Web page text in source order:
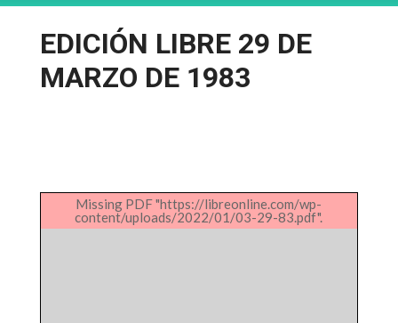
EDICIÓN LIBRE 29 DE
MARZO DE 1983
Missing PDF "https://libreonline.com/wp-
content/uploads/2022/01/03-29-83.pdf".